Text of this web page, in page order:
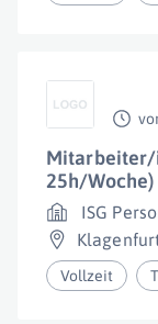
Mitarbeiter/
25h/
ISG
Vollzeit